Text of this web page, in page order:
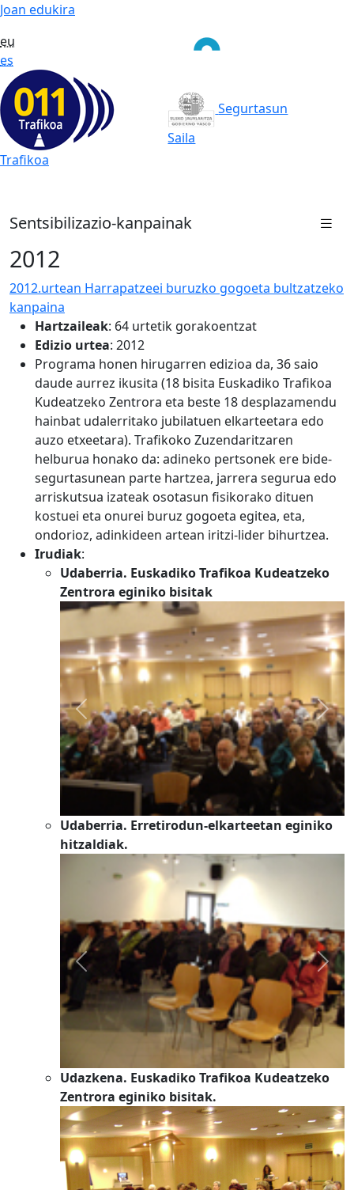
Joan edukira
eu
es
Trafikoa
Segurtasun
Saila
Sentsibilizazio-kanpainak
2012
2012.urtean Harrapatzeei buruzko gogoeta bultzatzeko
kanpaina
Hartzaileak: 64 urtetik gorakoentzat
Edizio urtea: 2012
Programa honen hirugarren edizioa da, 36 saio
daude aurrez ikusita (18 bisita Euskadiko Trafikoa
Kudeatzeko Zentrora eta beste 18 desplazamendu
hainbat udalerritako jubilatuen elkarteetara edo
auzo etxeetara). Trafikoko Zuzendaritzaren
helburua honako da: adineko pertsonek ere bide-
segurtasunean parte hartzea, jarrera segurua edo
arriskutsua izateak osotasun fisikorako dituen
kostuei eta onurei buruz gogoeta egitea, eta,
ondorioz, adinkideen artean iritzi-lider bihurtzea.
Irudiak:
Udaberria. Euskadiko Trafikoa Kudeatzeko
Zentrora eginiko bisitak
Previous Next
Udaberria. Erretirodun-elkarteetan eginiko
hitzaldiak.
Previous Next
Udazkena. Euskadiko Trafikoa Kudeatzeko
Zentrora eginiko bisitak.